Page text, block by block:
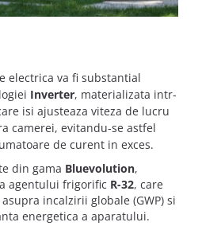
electrica va fi substantial
Inverter, materializata intr-
isi ajusteaza viteza de lucru
camerei, evitandu-se astfel
de curent in exces.
din gama Bluevolution,
agentului frigorific R-32, care
incalzirii globale (GWP) si
energetica a aparatului.